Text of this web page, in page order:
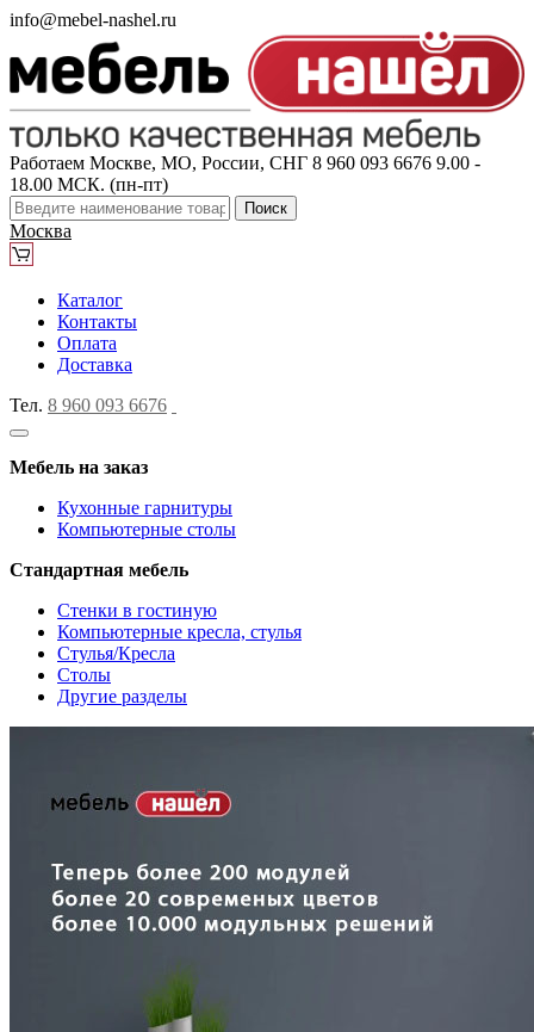
info@mebel-nashel.ru
Работаем Москве, МО, России, СНГ 8 960 093 6676 9.00 -
18.00 МСК. (пн-пт)
Поиск
Москва
Каталог
Контакты
Оплата
Доставка
Тел. 8 960 093 6676
Мебель на заказ
Кухонные гарнитуры
Компьютерные столы
Стандартная мебель
Стенки в гостиную
Компьютерные кресла, стулья
Стулья/Кресла
Столы
Другие разделы